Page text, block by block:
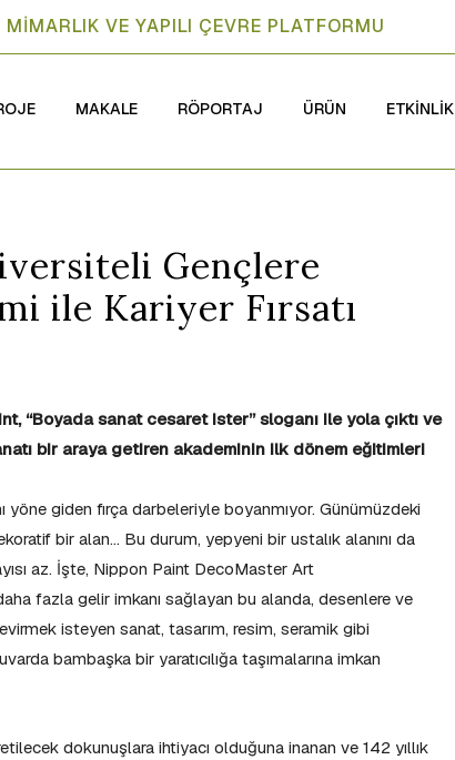
MİMARLIK VE YAPILI ÇEVRE PLATFORMU
MAKALE RÖPORTAJ ÜRÜN ETKİNLİK
Gençlere
ile Kariyer Fırsatı
“Boyada sanat cesaret ister” sloganı ile yola çıktı ve
bir araya getiren akademinin ilk dönem eğitimleri
giden fırça darbeleriyle boyanmıyor. Günümüzdeki
bir alan… Bu durum, yepyeni bir ustalık alanını da
az. İşte, Nippon Paint DecoMaster Art
fazla gelir imkanı sağlayan bu alanda, desenlere ve
isteyen sanat, tasarım, resim, seramik gibi
bambaşka bir yaratıcılığa taşımalarına imkan
dokunuşlara ihtiyacı olduğuna inanan ve 142 yıllık